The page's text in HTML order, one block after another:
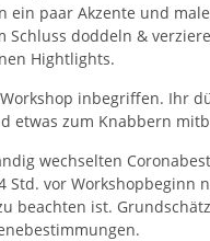
ein paar Akzente und
Schluss doddeln &
Hightlights.
inbegriffen. Ihr
etwas zum Knabbern
wechselten
Std. vor Workshopbeginn
beachten ist.